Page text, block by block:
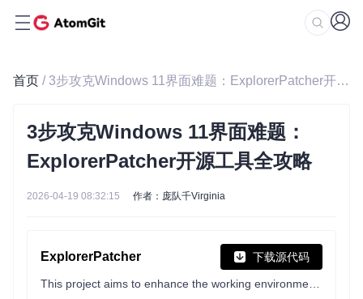
首页 / 3步攻克Windows 11界面难题：ExplorerPatcher开源工具全攻略
3步攻克Windows 11界面难题：
ExplorerPatcher开源工具全攻略
2026-04-19 08:32:15 作者：庞队千Virginia
ExplorerPatcher 下载源代码